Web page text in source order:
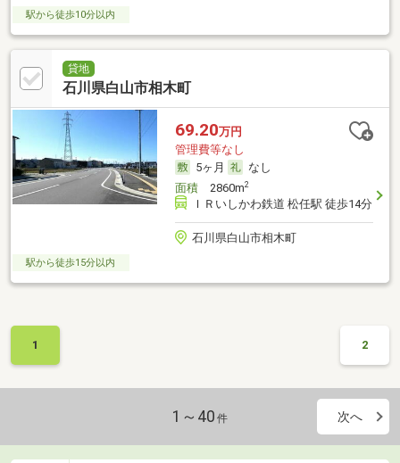
駅から徒歩10分以内
貸地
石川県白山市相木町
69.20万円
管理費等なし
5ヶ月
なし
面積2860m2
ＩＲいしかわ鉄道 松任駅 徒歩14分
石川県白山市相木町
駅から徒歩15分以内
1 2
1～40 件 次へ